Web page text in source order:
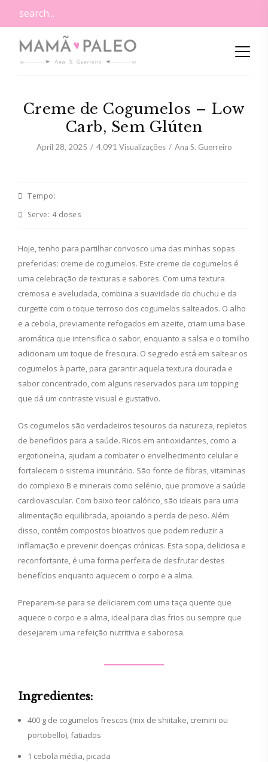
Creme de Cogumelos – Low
Carb, Sem Glúten
April 28, 2025 4,091 Visualizações Ana S. Guerreiro
Tempo:
Serve: 4 doses
Hoje, tenho para partilhar convosco uma das minhas sopas
preferidas: creme de cogumelos. Este creme de cogumelos é
uma celebração de texturas e sabores. Com uma textura
cremosa e aveludada, combina a suavidade do chuchu e da
curgette com o toque terroso dos cogumelos salteados. O alho
e a cebola, previamente refogados em azeite, criam uma base
aromática que intensifica o sabor, enquanto a salsa e o tomilho
adicionam um toque de frescura. O segredo está em saltear os
cogumelos à parte, para garantir aquela textura dourada e
sabor concentrado, com alguns reservados para um topping
que dá um contraste visual e gustativo.
Os cogumelos são verdadeiros tesouros da natureza, repletos
de benefícios para a saúde. Ricos em antioxidantes, como a
ergotioneína, ajudam a combater o envelhecimento celular e
fortalecem o sistema imunitário. São fonte de fibras, vitaminas
do complexo B e minerais como selénio, que promove a saúde
cardiovascular. Com baixo teor calórico, são ideais para uma
alimentação equilibrada, apoiando a perda de peso. Além
disso, contêm compostos bioativos que podem reduzir a
inflamação e prevenir doenças crónicas. Esta sopa, deliciosa e
reconfortante, é uma forma perfeita de desfrutar destes
benefícios enquanto aquecem o corpo e a alma.
Preparem-se para se deliciarem com uma taça quente que
aquece o corpo e a alma, ideal para dias frios ou sempre que
desejarem uma refeição nutritiva e saborosa.
Ingredientes:
400 g de cogumelos frescos (mix de shiitake, cremini ou
portobello), fatiados
1 cebola média, picada